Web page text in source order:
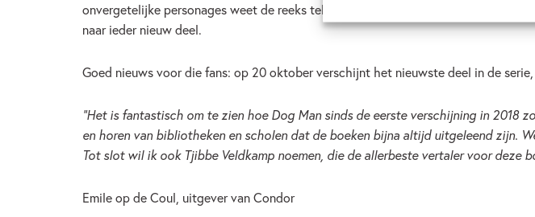
onvergetelijke personages weet de reeks telkens weer nieuwe lezers te bereiken.
naar ieder nieuw deel.
Goed nieuws voor die fans: op 20 oktober verschijnt het nieuwste deel in de serie,
“Het is fantastisch om te zien hoe Dog Man sinds de eerste verschijning in
en horen van bibliotheken en scholen dat de boeken bijna altijd uitgeleend zijn.
Tot slot wil ik ook Tjibbe Veldkamp noemen, die de allerbeste vertaler voor deze
Emile op de Coul, uitgever van Condor